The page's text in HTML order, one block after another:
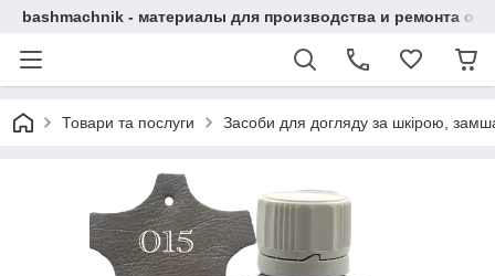
bashmachnik - материалы для производства и ремонта
Товари та послуги Засоби для догляду за шкірою,